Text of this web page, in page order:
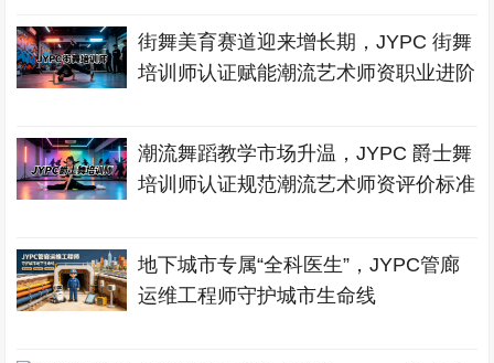
街舞美育赛道迎来增长期，JYPC 街舞
培训师认证赋能潮流艺术师资职业进阶
潮流舞蹈教学市场升温，JYPC 爵士舞
培训师认证规范潮流艺术师资评价标准
地下城市专属“全科医生”，JYPC管廊
运维工程师守护城市生命线